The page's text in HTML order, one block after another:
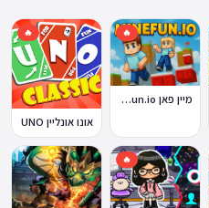
🔥
מיין פאן MineFun.io
🔥
אונו אונליין UNO
🔥